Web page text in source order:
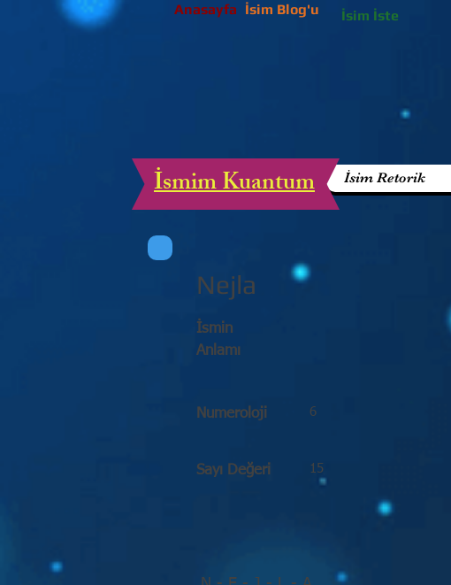
Anasayfa İsim Blog'u İsim İste
İsim Retorik
İsmim Kuantum
Nejla
İsmin
Anlamı
Numeroloji 6
Sayı Değeri 15